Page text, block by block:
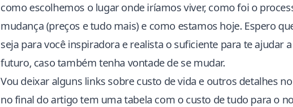
como escolhemos o lugar onde iríamos viver, como foi o
mudança (preços e tudo mais) e como estamos hoje. Espero
seja para você inspiradora e realista o suficiente para te ajudar
futuro, caso também tenha vontade de se mudar.
Vou deixar alguns links sobre custo de vida e outros detalhes
no final do artigo tem uma tabela com o custo de tudo para o